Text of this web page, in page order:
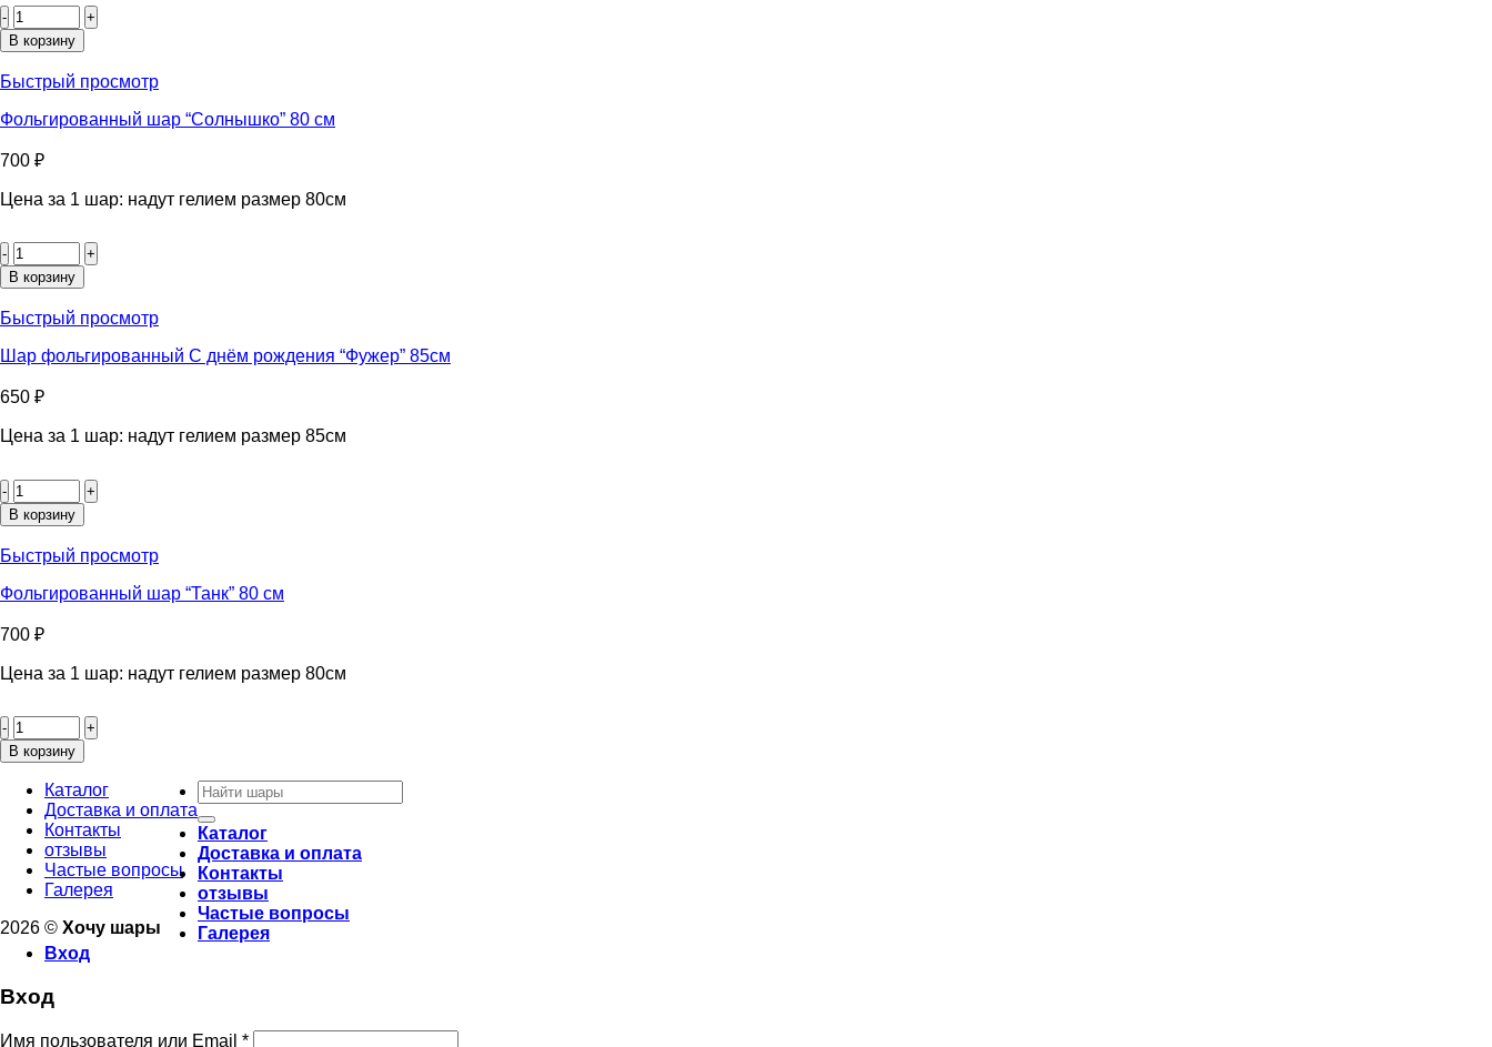
товара
Фольгированный
"Лобстер"
см
В корзину
Быстрый просмотр
Фольгированный шар “Солнышко” 80 см
700 ₽
Цена за 1 шар: надут гелием размер 80см
товара
Фольгированный
"Солнышко"
см
В корзину
Быстрый просмотр
Шар фольгированный С днём рождения “Фужер” 85см
650 ₽
Цена за 1 шар: надут гелием размер 85см
товара
Шар
С
рождения
85см
В корзину
Быстрый просмотр
Фольгированный шар “Танк” 80 см
700 ₽
Цена за 1 шар: надут гелием размер 80см
товара
Фольгированный
"Танк"
80
см
В корзину
Каталог
Доставка и оплата
Контакты
отзывы
Частые вопросы
Галерея
2026 © Хочу шары
Искать:
Каталог
Доставка и оплата
Контакты
отзывы
Частые вопросы
Галерея
Вход
Вход
Имя пользователя или Email *